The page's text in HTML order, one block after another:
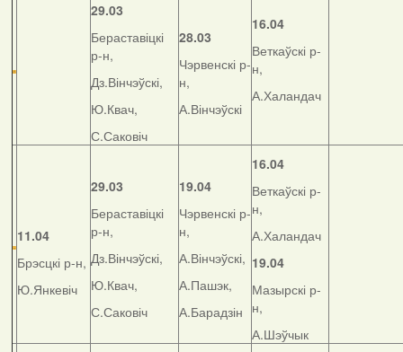
29.03
Бераставіцкі
р-н,
Дз.Вінчэўскі,
Ю.Квач,
С.Саковіч
28.03
Чэрвенскі р-
н,
А.Вінчэўскі
16.04
Веткаўскі р-
н,
А.Халандач
11.04
Брэсцкі р-н,
Ю.Янкевіч
29.03
Бераставіцкі
р-н,
Дз.Вінчэўскі,
Ю.Квач,
С.Саковіч
19.04
Чэрвенскі р-
н,
А.Вінчэўскі,
А.Пашэк,
А.Барадзін
16.04
Веткаўскі р-
н,
А.Халандач
19.04
Мазырскі р-
н,
А.Шэўчык